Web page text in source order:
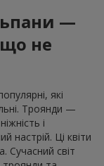
—
не
які
Троянди —
і
настрій. Ці квіти
Сучасний світ